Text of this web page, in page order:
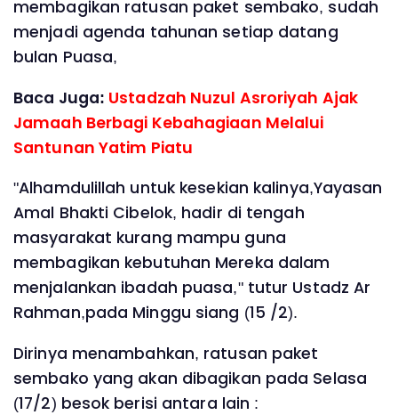
membagikan ratusan paket sembako, sudah
menjadi agenda tahunan setiap datang
bulan Puasa,
Baca Juga: Ustadzah Nuzul Asroriyah Ajak
Jamaah Berbagi Kebahagiaan Melalui
Santunan Yatim Piatu
"Alhamdulillah untuk kesekian kalinya,Yayasan
Amal Bhakti Cibelok, hadir di tengah
masyarakat kurang mampu guna
membagikan kebutuhan Mereka dalam
menjalankan ibadah puasa," tutur Ustadz Ar
Rahman,pada Minggu siang (15 /2).
Dirinya menambahkan, ratusan paket
sembako yang akan dibagikan pada Selasa
(17/2) besok berisi antara lain :